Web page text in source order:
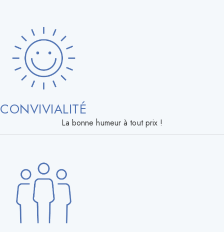
CONVIVIALITÉ
La bonne humeur à tout prix !